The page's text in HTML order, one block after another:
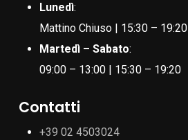
Lunedì:
Mattino Chiuso | 15:30 – 19:20
Martedì – Sabato:
09:00 – 13:00 | 15:30 – 19:20
Contatti
+39 02 4503024